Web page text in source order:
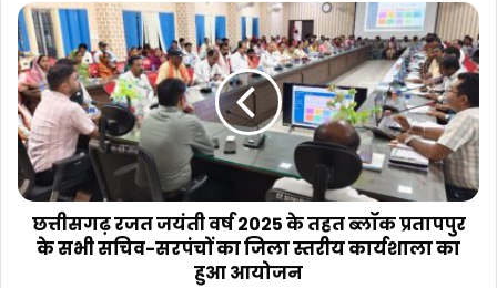
छत्तीसगढ़
रजत
जयंती
वर्ष
2025
के
तहत
ब्लॉक
प्रतापपुर
सभी
छत्तीसगढ़ रजत जयंती वर्ष 2025 के तहत ब्लॉक प्रतापपुर
के सभी सचिव-सरपंचों का जिला स्तरीय कार्यशाला का
हुआ आयोजन